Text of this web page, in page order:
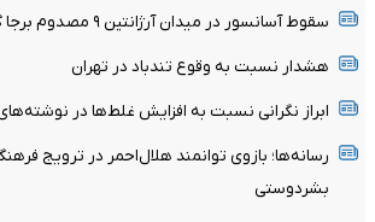
سقوط آسانسور در میدان آرژانتین ۹ مصدوم برجا گذاشت
هشدار نسبت به وقوع تندباد در تهران
ابراز نگرانی نسبت به افزایش غلط‌ها در
رسانه‌ها؛ بازوی توانمند هلال‌احمر در ترویج
بشردوستی